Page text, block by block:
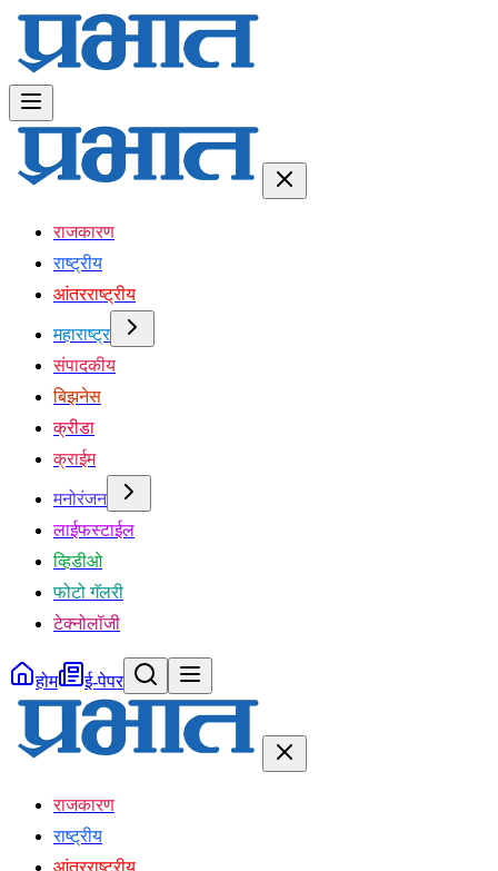
राजकारण
राष्ट्रीय
आंतरराष्ट्रीय
महाराष्ट्र
संपादकीय
बिझनेस
क्रीडा
क्राईम
मनोरंजन
लाईफस्टाईल
व्हिडीओ
फोटो गॅलरी
टेक्नोलॉजी
होम ई-पेपर
राजकारण
राष्ट्रीय
आंतरराष्ट्रीय